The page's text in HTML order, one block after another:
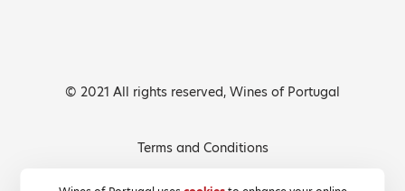
© 2021 All rights reserved, Wines of Portugal
Terms and Conditions